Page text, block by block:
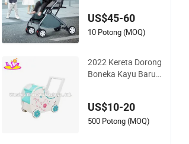
etal Berkualitas Tin
ggi dan Mewah
US$45-60
10 Potong (MOQ)
2022 Kereta Dorong
Boneka Kayu Baru
US$10-20
500 Potong (MOQ)